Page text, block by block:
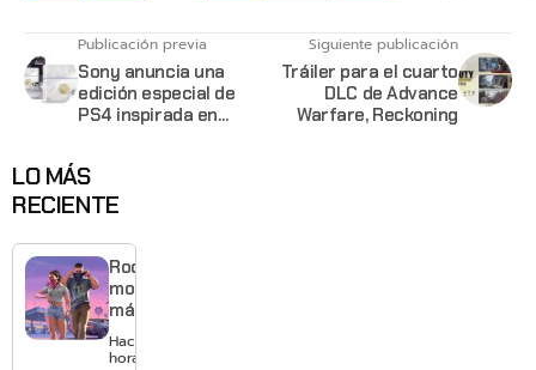
Publicación previa
Sony anuncia una
edición especial de
PS4 inspirada en
Siguiente publicación
Tráiler para el cuarto
DLC de Advance
Warfare, Reckoning
LO MÁS
RECIENTE
Rockstar
mostrará
más de
GTA 6 en
agosto
Hace 15
horas